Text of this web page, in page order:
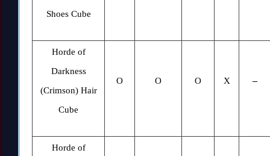
Shoes Cube
Horde of
Darkness
(Crimson) Hair
Cube
O O O X –
Horde of